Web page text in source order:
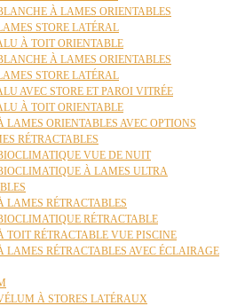
À LAMES ORIENTABLES
STORE LATÉRAL
À TOIT ORIENTABLE
À LAMES ORIENTABLES
STORE LATÉRAL
AVEC STORE ET PAROI VITRÉE
À TOIT ORIENTABLE
LAMES ORIENTABLES AVEC OPTIONS
RÉTRACTABLES
VUE DE NUIT
À LAMES ULTRA
LAMES RÉTRACTABLES
RÉTRACTABLE
TOIT RÉTRACTABLE VUE PISCINE
LAMES RÉTRACTABLES AVEC ÉCLAIRAGE
À STORES LATÉRAUX